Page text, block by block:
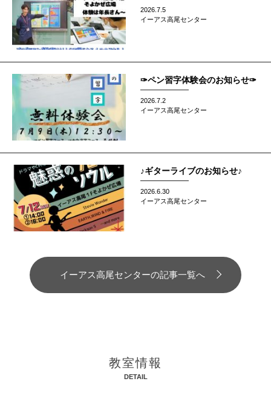
2026.7.5
イーアス高尾センター
✑ペン習字体験会のお知らせ✑
2026.7.2
イーアス高尾センター
♪ギターライブのお知らせ♪
2026.6.30
イーアス高尾センター
イーアス高尾センターの記事一覧へ
教室情報
DETAIL